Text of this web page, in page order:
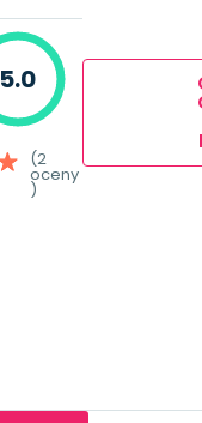
5.0
(2
oceny
)